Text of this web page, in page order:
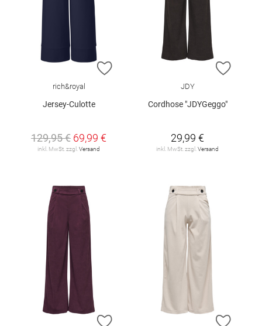
ZUR WUNSCHLISTE HINZUFÜGEN
rich&royal
Jersey-Culotte
129,95 € 69,99 €
inkl. MwSt. zzgl. Versand
ZUR
JDY
Cordhose "JDYGeggo"
29,99 €
inkl. MwSt. zzgl. Versand
ZUR WUNSCHLISTE HINZUFÜGEN
ZUR